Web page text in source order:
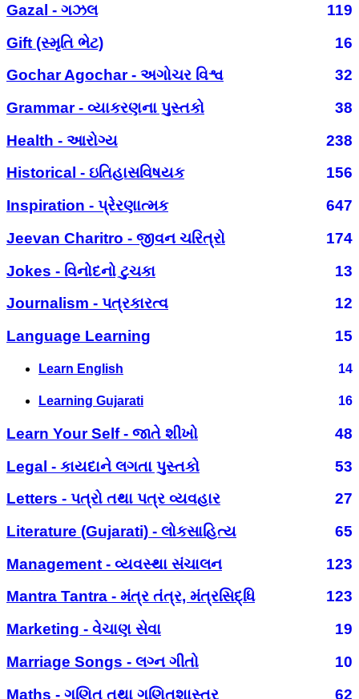
Gazal - ગઝલ
119
Gift (સ્મૃતિ ભેટ)
16
Gochar Agochar - અગોચર વિશ્વ
32
Grammar - વ્યાકરણના પુસ્તકો
38
Health - આરોગ્ય
238
Historical - ઇતિહાસવિષયક
156
Inspiration - પ્રેરણાત્મક
647
Jeevan Charitro - જીવન ચરિત્રો
174
Jokes - વિનોદનો ટુચકા
13
Journalism - પત્રકારત્વ
12
Language Learning
15
Learn English 14
Learning Gujarati 16
Learn Your Self - જાતે શીખો
48
Legal - કાયદાને લગતા પુસ્તકો
53
Letters - પત્રો તથા પત્ર વ્યવહાર
27
Literature (Gujarati) - લોકસાહિત્ય
65
Management - વ્યવસ્થા સંચાલન
123
Mantra Tantra - મંત્ર તંત્ર, મંત્રસિદ્ધિ
123
Marketing - વેચાણ સેવા
19
Marriage Songs - લગ્ન ગીતો
10
Maths - ગણિત તથા ગણિતશાસ્ત્ર
62